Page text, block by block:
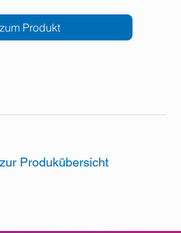
zum Produkt
Produkübersicht